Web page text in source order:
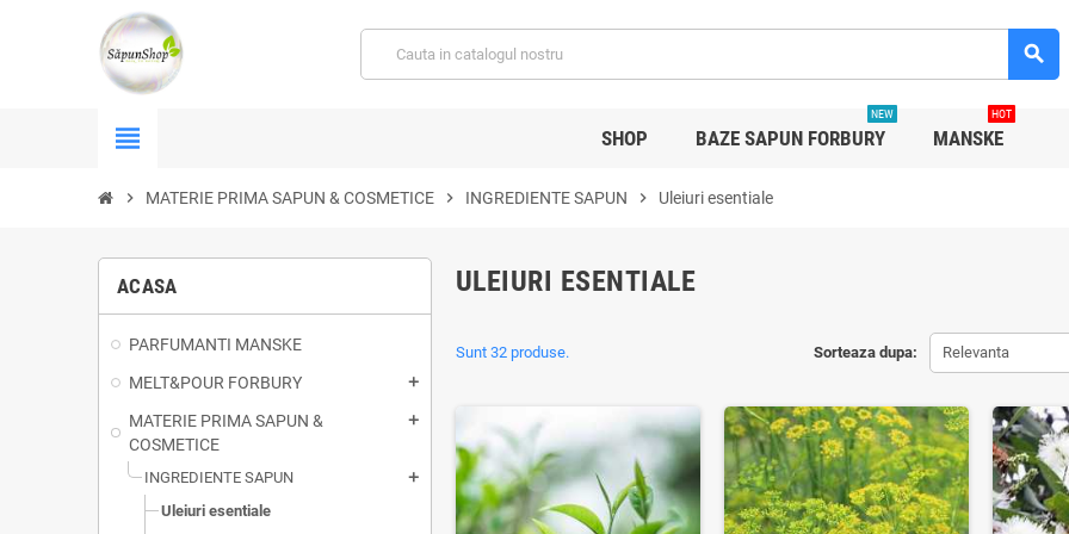
search
view_headline SHOP BAZE SAPUN FORBURY
NEW
MANSKE
HOT
chevron_right MATERIE PRIMA SAPUN & COSMETICE chevron_right INGREDIENTE SAPUN chevron_right Uleiuri esentiale
ACASA
PARFUMANTI MANSKE
MELT&POUR FORBURY
add
MATERIE PRIMA SAPUN &
COSMETICE
add
INGREDIENTE SAPUN add
Uleiuri esentiale
ULEIURI ESENTIALE
Sorteaza dupa: Relevanta
Sunt 32 produse.